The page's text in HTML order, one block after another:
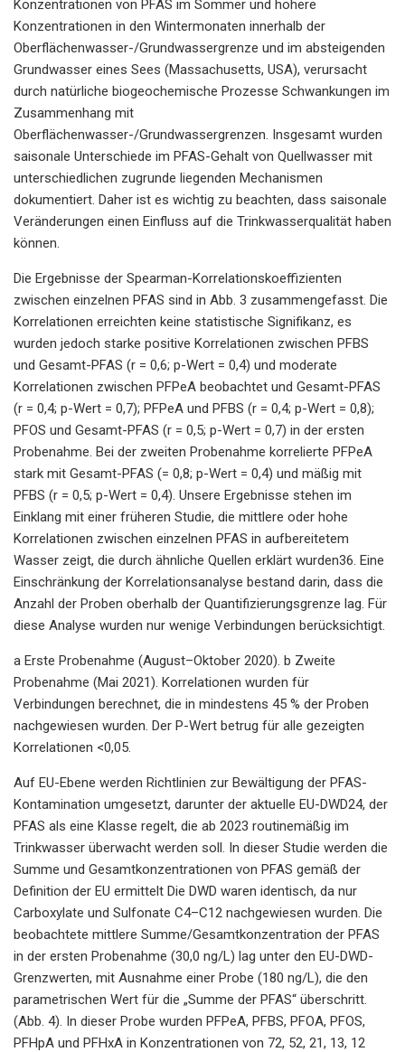
Konzentrationen von PFAS im Sommer und höhere
Konzentrationen in den Wintermonaten innerhalb der
Oberflächenwasser-/Grundwassergrenze und im absteigenden
Grundwasser eines Sees (Massachusetts, USA), verursacht
durch natürliche biogeochemische Prozesse Schwankungen im
Zusammenhang mit
Oberflächenwasser-/Grundwassergrenzen. Insgesamt wurden
saisonale Unterschiede im PFAS-Gehalt von Quellwasser mit
unterschiedlichen zugrunde liegenden Mechanismen
dokumentiert. Daher ist es wichtig zu beachten, dass saisonale
Veränderungen einen Einfluss auf die Trinkwasserqualität haben
können.
Die Ergebnisse der Spearman-Korrelationskoeffizienten
zwischen einzelnen PFAS sind in Abb. 3 zusammengefasst. Die
Korrelationen erreichten keine statistische Signifikanz, es
wurden jedoch starke positive Korrelationen zwischen PFBS
und Gesamt-PFAS (r = 0,6; p-Wert = 0,4) und moderate
Korrelationen zwischen PFPeA beobachtet und Gesamt-PFAS
(r = 0,4; p-Wert = 0,7); PFPeA und PFBS (r = 0,4; p-Wert = 0,8);
PFOS und Gesamt-PFAS (r = 0,5; p-Wert = 0,7) in der ersten
Probenahme. Bei der zweiten Probenahme korrelierte PFPeA
stark mit Gesamt-PFAS (= 0,8; p-Wert = 0,4) und mäßig mit
PFBS (r = 0,5; p-Wert = 0,4). Unsere Ergebnisse stehen im
Einklang mit einer früheren Studie, die mittlere oder hohe
Korrelationen zwischen einzelnen PFAS in aufbereitetem
Wasser zeigt, die durch ähnliche Quellen erklärt wurden36. Eine
Einschränkung der Korrelationsanalyse bestand darin, dass die
Anzahl der Proben oberhalb der Quantifizierungsgrenze lag. Für
diese Analyse wurden nur wenige Verbindungen berücksichtigt.
a Erste Probenahme (August–Oktober 2020). b Zweite
Probenahme (Mai 2021). Korrelationen wurden für
Verbindungen berechnet, die in mindestens 45 % der Proben
nachgewiesen wurden. Der P-Wert betrug für alle gezeigten
Korrelationen <0,05.
Auf EU-Ebene werden Richtlinien zur Bewältigung der PFAS-
Kontamination umgesetzt, darunter der aktuelle EU-DWD24, der
PFAS als eine Klasse regelt, die ab 2023 routinemäßig im
Trinkwasser überwacht werden soll. In dieser Studie werden die
Summe und Gesamtkonzentrationen von PFAS gemäß der
Definition der EU ermittelt Die DWD waren identisch, da nur
Carboxylate und Sulfonate C4–C12 nachgewiesen wurden. Die
beobachtete mittlere Summe/Gesamtkonzentration der PFAS
in der ersten Probenahme (30,0 ng/L) lag unter den EU-DWD-
Grenzwerten, mit Ausnahme einer Probe (180 ng/L), die den
parametrischen Wert für die „Summe der PFAS“ überschritt.
(Abb. 4). In dieser Probe wurden PFPeA, PFBS, PFOA, PFOS,
PFHpA und PFHxA in Konzentrationen von 72, 52, 21, 13, 12